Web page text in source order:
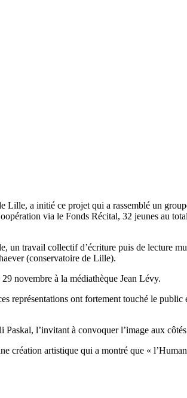
a initié ce projet qui a rassemblé un
via le Fonds Récital, 32 jeunes au
un travail collectif d’écriture puis de lecture
(conservatoire de Lille).
novembre à la médiathèque Jean Lévy.
représentations ont fortement touché le public
l’invitant à convoquer l’image aux
création artistique qui a montré que «